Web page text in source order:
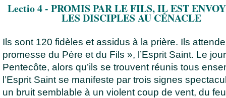
Lectio 4 - PROMIS PAR LE FILS, IL EST
LES DISCIPLES AU CÉNACLE
Ils sont 120 fidèles et assidus à la prière. Ils
promesse du Père et du Fils », l’Esprit Saint. Le
Pentecôte, alors qu’ils se trouvent réunis tous
l’Esprit Saint se manifeste par trois signes
un bruit semblable à un violent coup de vent, du